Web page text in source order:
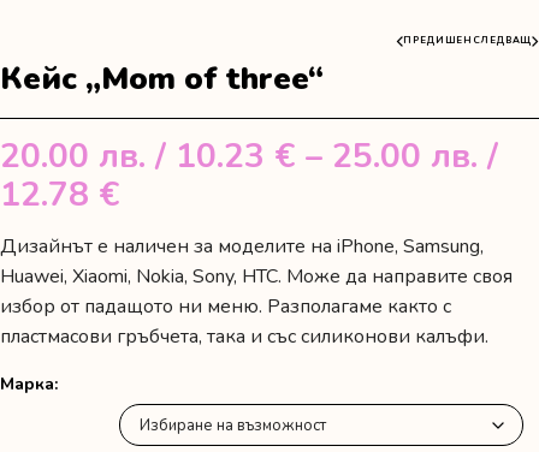
ПРЕДИШЕН СЛЕДВАЩ
Кейс „Mom of three“
20.00 лв. / 10.23 € – 25.00 лв. /
12.78 €
range:
20.00 лв.
/
10.23 €
25.00 лв.
Дизайнът е наличен за моделите на iPhone, Samsung,
Huawei, Xiaomi, Nokia, Sony, HTC. Може да направите своя
избор от падащото ни меню. Разполагаме както с
пластмасови гръбчета, така и със силиконови калъфи.
Марка